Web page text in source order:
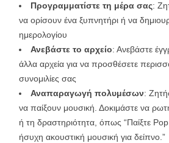
Προγραμματίστε τη μέρα σας:
να ορίσουν ένα ξυπνητήρι ή να
ημερολογίου
Ανεβάστε το αρχείο: Ανεβάστε
άλλα αρχεία για να προσθέσετε
συνομιλίες σας
Αναπαραγωγή πολυμέσων:
να παίξουν μουσική. Δοκιμάστε να
ή τη δραστηριότητα, όπως “Παίξτε
ήσυχη ακουστική μουσική για δείπνο.”